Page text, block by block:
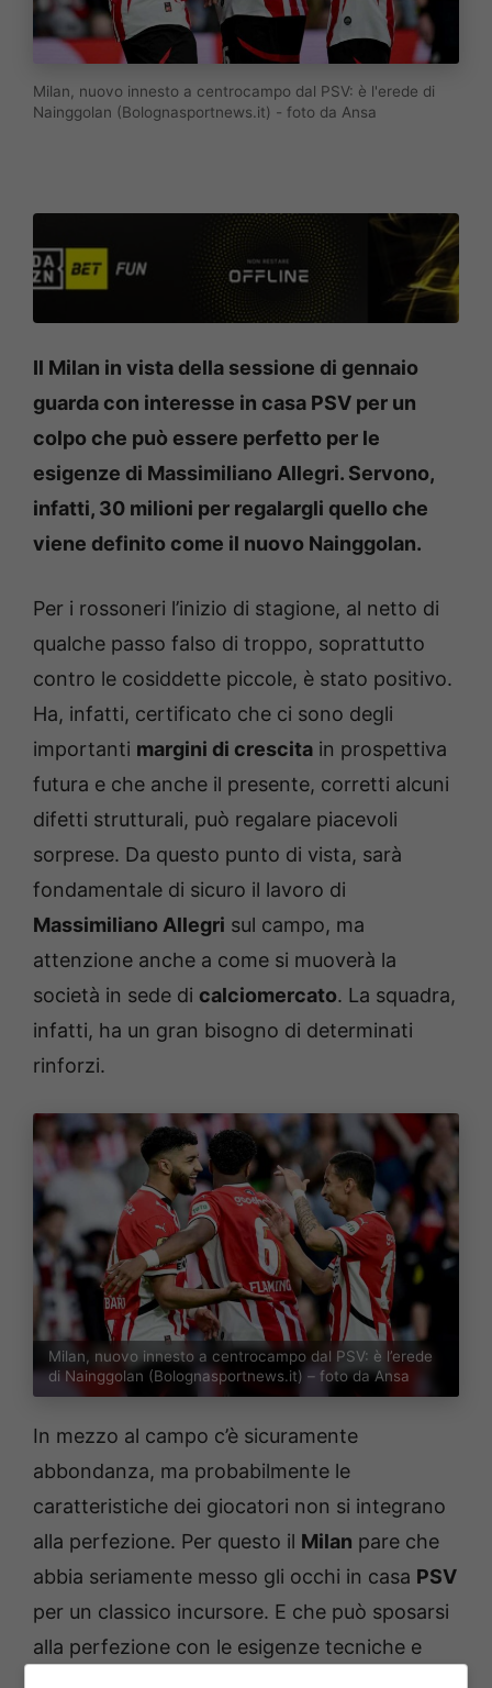
Milan, nuovo innesto a centrocampo dal PSV: è l'erede di
Nainggolan (Bolognasportnews.it) - foto da Ansa
Il Milan in vista della sessione di gennaio
guarda con interesse in casa PSV per un
colpo che può essere perfetto per le
esigenze di Massimiliano Allegri. Servono,
infatti, 30 milioni per regalargli quello che
viene definito come il nuovo Nainggolan.
Per i rossoneri l’inizio di stagione, al netto di
qualche passo falso di troppo, soprattutto
contro le cosiddette piccole, è stato positivo.
Ha, infatti, certificato che ci sono degli
importanti margini di crescita in prospettiva
futura e che anche il presente, corretti alcuni
difetti strutturali, può regalare piacevoli
sorprese. Da questo punto di vista, sarà
fondamentale di sicuro il lavoro di
Massimiliano Allegri sul campo, ma
attenzione anche a come si muoverà la
società in sede di calciomercato. La squadra,
infatti, ha un gran bisogno di determinati
rinforzi.
Milan, nuovo innesto a centrocampo dal PSV: è l’erede
di Nainggolan (Bolognasportnews.it) – foto da Ansa
In mezzo al campo c’è sicuramente
abbondanza, ma probabilmente le
caratteristiche dei giocatori non si integrano
alla perfezione. Per questo il Milan pare che
abbia seriamente messo gli occhi in casa PSV
per un classico incursore. E che può sposarsi
alla perfezione con le esigenze tecniche e